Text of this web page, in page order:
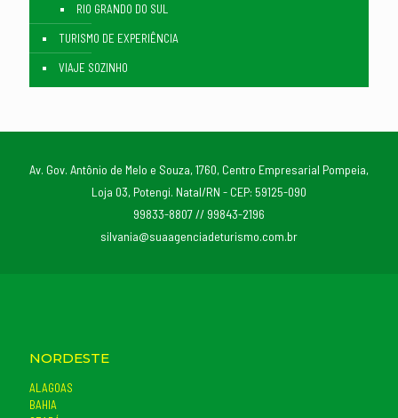
RIO GRANDO DO SUL
TURISMO DE EXPERIÊNCIA
VIAJE SOZINHO
Av. Gov. Antônio de Melo e Souza, 1760, Centro Empresarial Pompeia,
Loja 03, Potengi. Natal/RN - CEP: 59125-090
99833-8807 // 99843-2196
silvania@suaagenciadeturismo.com.br
NORDESTE
ALAGOAS
BAHIA